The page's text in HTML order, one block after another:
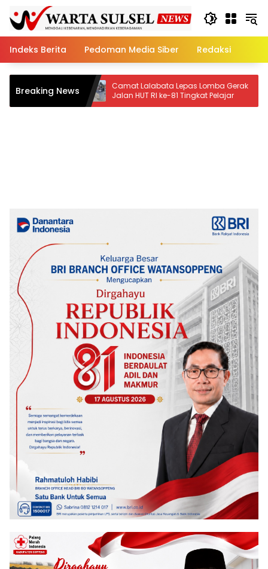
content
Indeks Berita
Pedoman Media Siber Redaksi
Breaking News
Camat Lalabata Lepas Lomba Gerak
Jalan HUT RI ke-81 Tingkat Pelajar
Fakta
Kian